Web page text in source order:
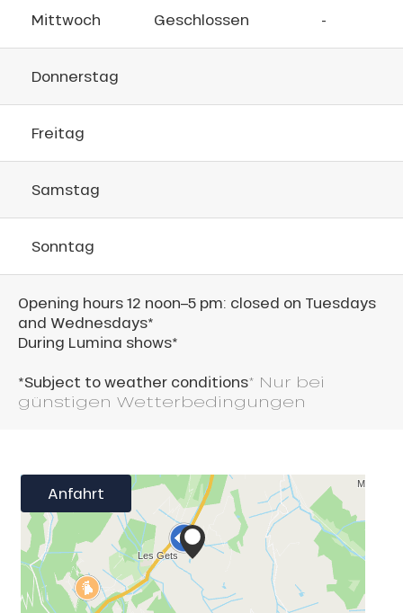
Mittwoch Geschlossen -
Donnerstag
Freitag
Samstag
Sonntag
Opening hours 12 noon–5 pm: closed on Tuesdays
and Wednesdays*
During Lumina shows*
*Subject to weather conditions* Nur bei
günstigen Wetterbedingungen
Anfahrt